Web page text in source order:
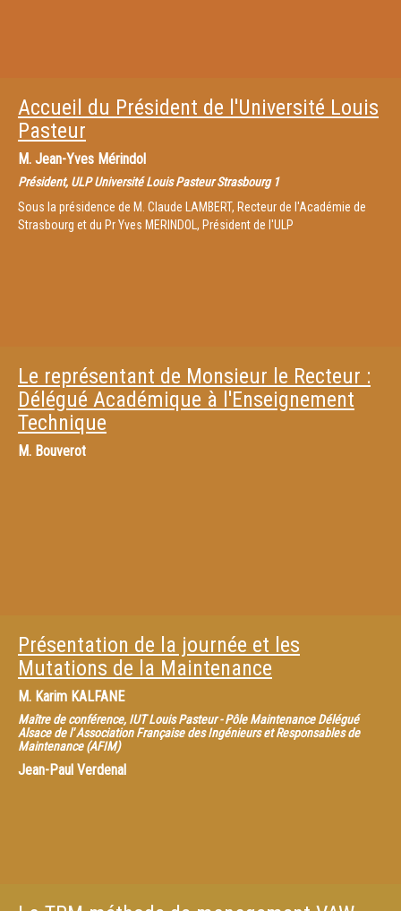
Accueil du Président de l'Université Louis
Pasteur
M. Jean-Yves Mérindol
Président, ULP Université Louis Pasteur Strasbourg 1
Sous la présidence de M. Claude LAMBERT, Recteur de l'Académie de
Strasbourg et du Pr Yves MERINDOL, Président de l'ULP
Le représentant de Monsieur le Recteur :
Délégué Académique à l'Enseignement
Technique
M. Bouverot
Présentation de la journée et les
Mutations de la Maintenance
M. Karim KALFANE
Maître de conférence, IUT Louis Pasteur - Pôle Maintenance Délégué
Alsace de l' Association Française des Ingénieurs et Responsables de
Maintenance (AFIM)
Jean-Paul Verdenal